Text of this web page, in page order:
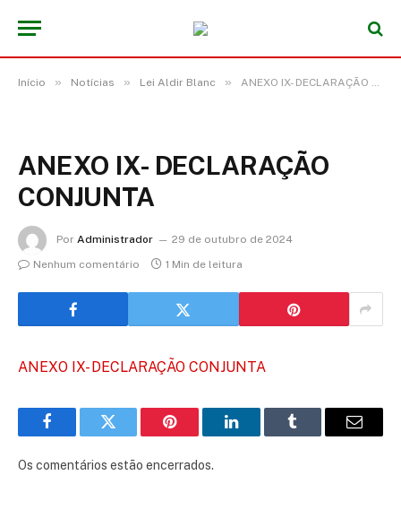
Início » Notícias » Lei Aldir Blanc » ANEXO IX- DECLARAÇÃO CONJUNTA
ANEXO IX- DECLARAÇÃO
CONJUNTA
Por Administrador
29 de outubro de 2024
Nenhum comentário
1 Min de leitura
ANEXO IX- DECLARAÇÃO CONJUNTA
FacebookTwitter Pinterest LinkedInTumblr
E-
Os comentários estão encerrados.